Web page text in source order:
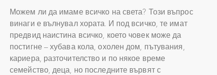
Можем ли да имаме всичко на света? Този въпрос
винаги е вълнувал хората. И под всичко, те имат
предвид наистина всичко, което човек може да
постигне – хубава кола, охолен дом, пътувания,
кариера, разточителство и по някое време
семейство, деца, но последните вървят с